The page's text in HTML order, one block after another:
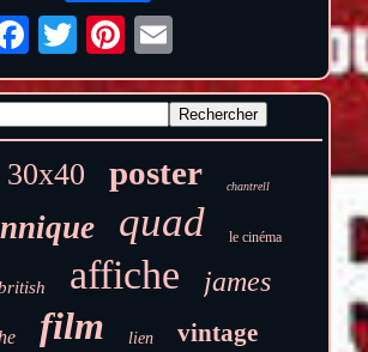
30x40 poster chantrell
quad le cinéma
affiche james
film lien vintage